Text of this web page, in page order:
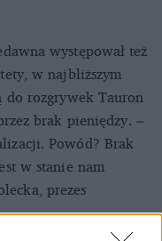
występował też
w najbliższym
do rozgrywek Tauron
brak pieniędzy. –
Powód? Brak
w stanie nam
prezes